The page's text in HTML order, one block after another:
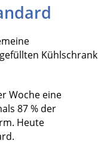
Kühlschrank
Woche eine
87 % der
Heute